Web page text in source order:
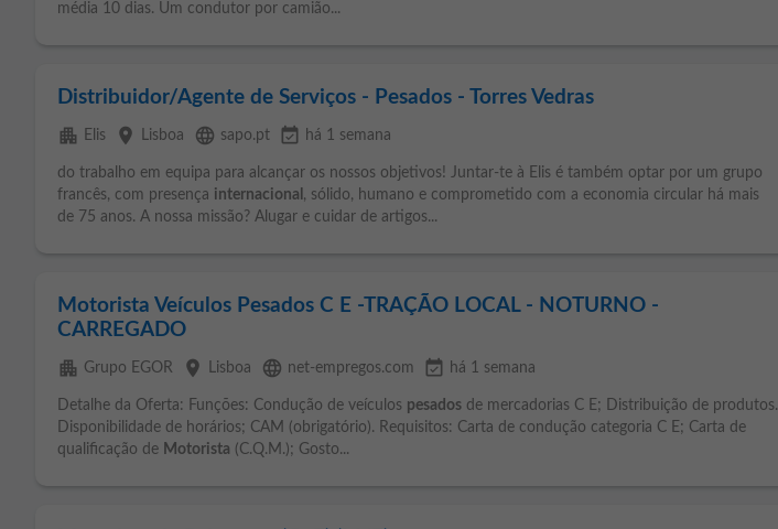
média 10 dias. Um condutor por camião...
Distribuidor/Agente de Serviços - Pesados - Torres Vedras
apartment Elis place Lisboa language sapo.pt event_available há 1 semana
do trabalho em equipa para alcançar os nossos objetivos! Juntar-te à Elis é também optar por um grupo
francês, com presença internacional , sólido, humano e comprometido com a economia circular há mais
de 75 anos. A nossa missão? Alugar e cuidar de artigos...
Motorista Veículos Pesados C E -TRAÇÃO LOCAL - NOTURNO -
CARREGADO
apartment Grupo EGOR place Lisboa language net-empregos.com event_available há 1 semana
Detalhe da Oferta: Funções: Condução de veículos pesados de mercadorias C E; Distribuição de produtos.
Disponibilidade de horários; CAM (obrigatório). Requisitos: Carta de condução categoria C E; Carta de
qualificação de Motorista (C.Q.M.); Gosto...